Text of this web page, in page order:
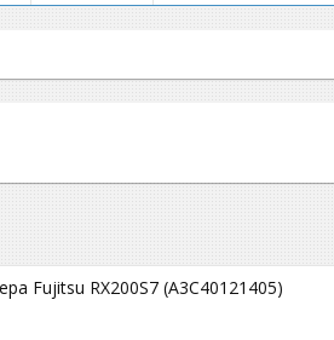
Fujitsu RX200S7 (A3C40121405)